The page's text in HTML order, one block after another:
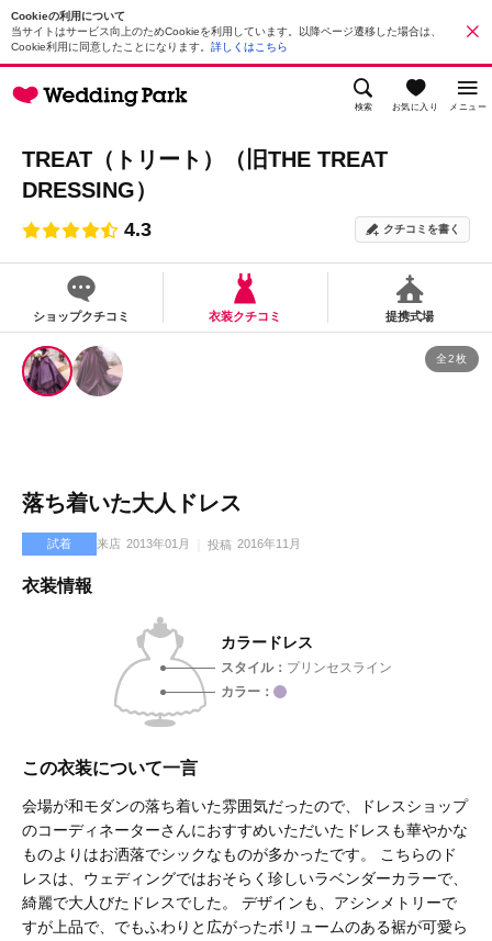
Cookieの利用について
当サイトはサービス向上のためCookieを利用しています。以降ページ遷移した場合は、
Cookie利用に同意したことになります。 詳しくはこちら
検索 お気に入り メニュー
TREAT（トリート）（旧THE TREAT
DRESSING）
4.3 クチコミを書く
ショップクチコミ 衣装クチコミ 提携式場
全2枚
落ち着いた大人ドレス
試着 来店 2013年01月 投稿 2016年11月
衣装情報
カラードレス
スタイル
プリンセスライン
カラー
この衣装について一言
会場が和モダンの落ち着いた雰囲気だったので、ドレスショップ
のコーディネーターさんにおすすめいただいたドレスも華やかな
ものよりはお洒落でシックなものが多かったです。 こちらのド
レスは、ウェディングではおそらく珍しいラベンダーカラーで、
綺麗で大人びたドレスでした。 デザインも、アシンメトリーで
すが上品で、でもふわりと広がったボリュームのある裾が可愛ら